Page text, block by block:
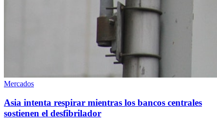
Mercados
Asia intenta respirar mientras los bancos centrales
sostienen el desfibrilador